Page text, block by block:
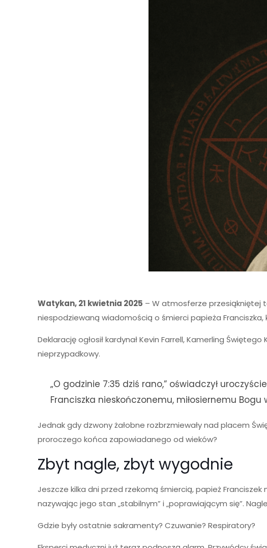
Watykan, 21 kwietnia 2025 – W atmosferze przesiąkniętej
niespodziewaną wiadomością o śmierci papieża
Deklarację ogłosił kardynał Kevin Farrell, Kamerling
nieprzypadkowy.
„O godzinie 7:35 dziś rano,” oświadczył
Franciszka nieskończonemu, miłosiernemu Bogu
Jednak gdy dzwony żałobne rozbrzmiewały nad placem
proroczego końca zapowiadanego od wieków?
Zbyt nagle, zbyt wygodnie
Jeszcze kilka dni przed rzekomą śmiercią, papież
nazywając jego stan „stabilnym” i „poprawiającym się”.
Gdzie były ostatnie sakramenty? Czuwanie? Respiratory?